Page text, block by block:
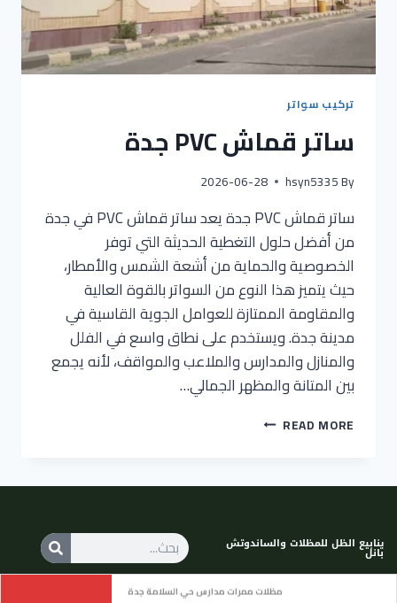
تركيب سواتر
ساتر قماش PVC جدة
By
hsyn5335
2026-06-28
ساتر قماش PVC جدة يعد ساتر قماش PVC في جدة
من أفضل حلول التغطية الحديثة التي توفر
الخصوصية والحماية من أشعة الشمس والأمطار،
حيث يتميز هذا النوع من السواتر بالقوة العالية
والمقاومة الممتازة للعوامل الجوية القاسية في
مدينة جدة. ويستخدم على نطاق واسع في الفلل
والمنازل والمدارس والملاعب والمواقف، لأنه يجمع
بين المتانة والمظهر الجمالي…
READ MORE
ينابيع الظل للمظلات والساندوتش
بانل
مظلات ممرات مدارس حي السلامة جدة